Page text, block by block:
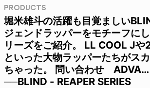
PRODUCTS
堀米雄斗の活躍も目覚ましい
ジェンドラッパーをモチーフに
リーズをご紹介。 LL COOL Jや
といった大物ラッパーたちがス
ちゃった。 問い合わせ ADVA…
──BLIND - REAPER SERIES